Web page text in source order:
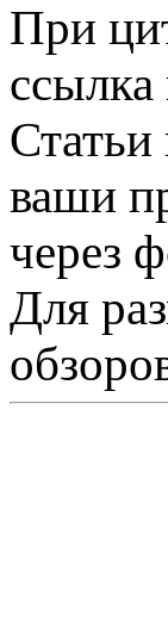
При
ссылка
ваши
через
Для